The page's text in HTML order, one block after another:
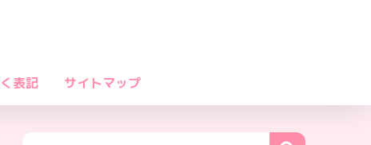
表記 サイトマップ